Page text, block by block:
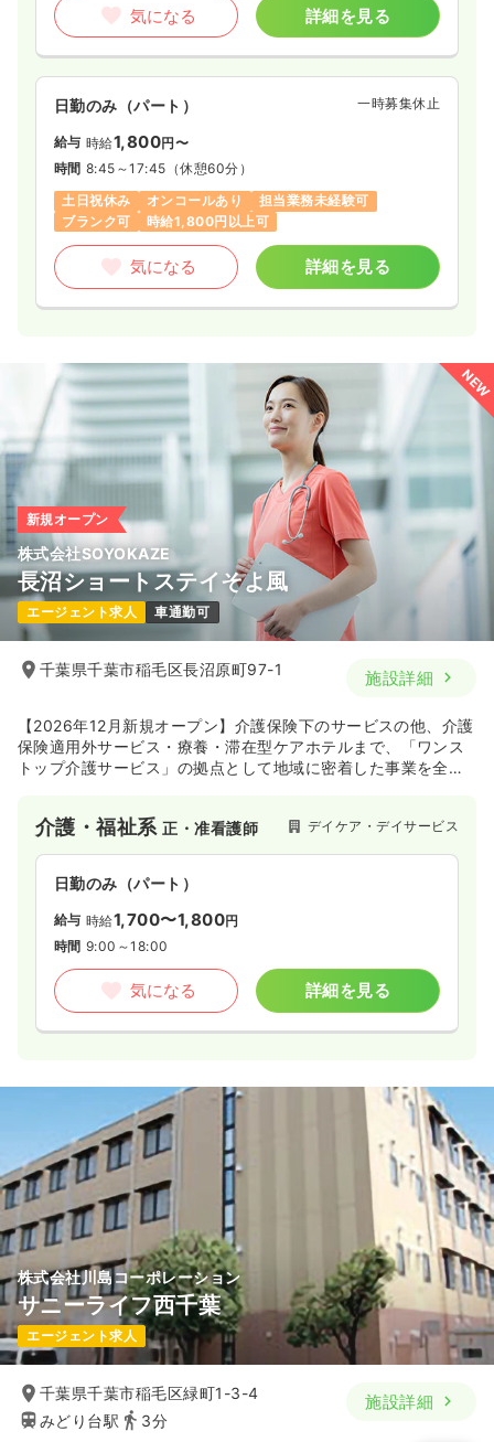
気になる 詳細を見る
日勤のみ（パート） 一時募集休止
給与 時給1,800円〜
時間 8:45～17:45 （休憩60分）
土日祝休み
オンコールあり
担当業務未経験可
ブランク可
時給1,800円以上可
気になる 詳細を見る
NEW
新規オープン
株式会社SOYOKAZE
長沼ショートステイそよ風
エージェント求人 車通勤可
千葉県千葉市稲毛区長沼原町97-1 施設詳細
【2026年12月新規オープン】介護保険下のサービスの他、介護
保険適用外サービス・療養・滞在型ケアホテルまで、「ワンス
トップ介護サービス」の拠点として地域に密着した事業を全国
介護・福祉系正・准看護師 デイケア・デイサービス
日勤のみ（パート）
給与 時給1,700〜1,800円
時間 9:00～18:00
気になる 詳細を見る
株式会社川島コーポレーション
サニーライフ西千葉
エージェント求人
千葉県千葉市稲毛区緑町1-3-4
みどり台駅
3分
施設詳細